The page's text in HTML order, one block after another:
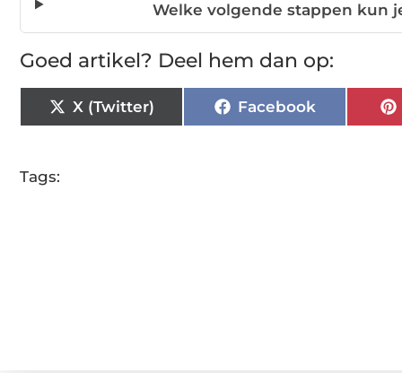
Welke volgende stappen kun
Goed artikel? Deel hem dan op:
X (Twitter) Facebook
Tags: